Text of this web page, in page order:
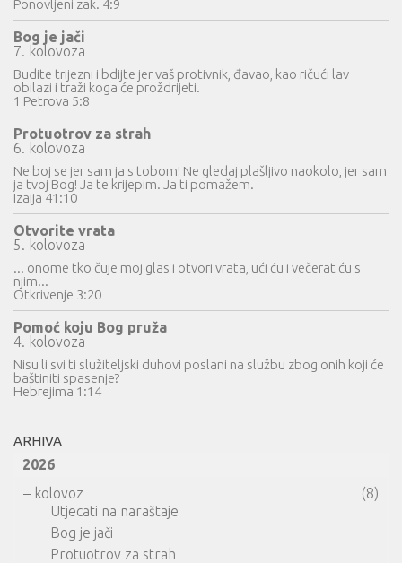
Ponovljeni zak. 4:9
Bog je jači
7. kolovoza
Budite trijezni i bdijte jer vaš protivnik, đavao, kao ričući lav
obilazi i traži koga će proždrijeti.
1 Petrova 5:8
Protuotrov za strah
6. kolovoza
Ne boj se jer sam ja s tobom! Ne gledaj plašljivo naokolo, jer sam
ja tvoj Bog! Ja te krijepim. Ja ti pomažem.
Izaija 41:10
Otvorite vrata
5. kolovoza
... onome tko čuje moj glas i otvori vrata, ući ću i večerat ću s
njim...
Otkrivenje 3:20
Pomoć koju Bog pruža
4. kolovoza
Nisu li svi ti služiteljski duhovi poslani na službu zbog onih koji će
baštiniti spasenje?
Hebrejima 1:14
ARHIVA
2026
– kolovoz
(8)
Utjecati na naraštaje
Bog je jači
Protuotrov za strah